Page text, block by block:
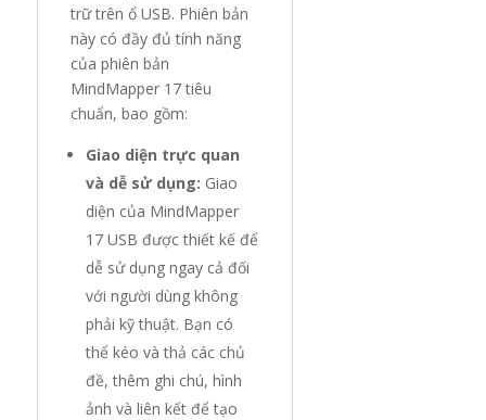
trữ trên ổ USB. Phiên bản
này có đầy đủ tính năng
của phiên bản
MindMapper 17 tiêu
chuẩn, bao gồm:
Giao diện trực quan
và dễ sử dụng: Giao
diện của MindMapper
17 USB được thiết kế để
dễ sử dụng ngay cả đối
với người dùng không
phải kỹ thuật. Bạn có
thể kéo và thả các chủ
đề, thêm ghi chú, hình
ảnh và liên kết để tạo